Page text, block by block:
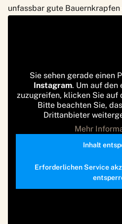
unfassbar gute Bauernkrapfen
Sie sehen gerade einen
Instagram. Um auf den
zuzugreifen, klicken Sie auf
Bitte beachten Sie,
Drittanbieter
Mehr
Inhalt
Erforderlichen Service